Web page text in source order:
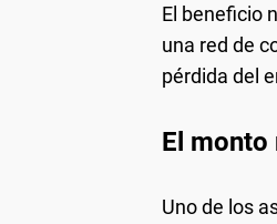
El beneficio
una red de
pérdida del
El monto
Uno de los